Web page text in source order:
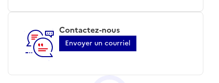
Contactez-nous
Envoyer un courriel